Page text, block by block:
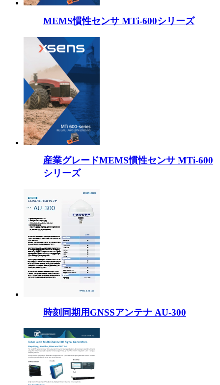
MEMS慣性センサ MTi-600シリーズ
産業グレードMEMS慣性センサ MTi-600
シリーズ
時刻同期用GNSSアンテナ AU-300